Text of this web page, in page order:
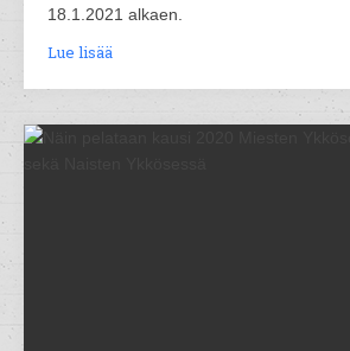
18.1.2021 alkaen.
Lue lisää